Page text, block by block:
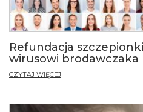
Refundacja
wirusowi brodawczaka
CZYTAJ WIĘCEJ